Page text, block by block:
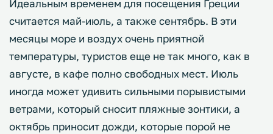
Идеальным временем для посещения Греции
считается май-июль, а также сентябрь. В эти
месяцы море и воздух очень приятной
температуры, туристов еще не так много, как в
августе, в кафе полно свободных мест. Июль
иногда может удивить сильными порывистыми
ветрами, который сносит пляжные зонтики, а
октябрь приносит дожди, которые порой не